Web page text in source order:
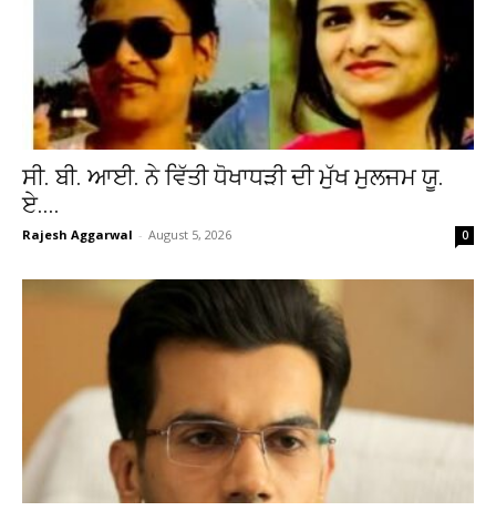
ਸੀ. ਬੀ. ਆਈ. ਨੇ ਵਿੱਤੀ ਧੋਖਾਧੜੀ ਦੀ ਮੁੱਖ ਮੁਲਜਮ ਯੂ.
ਏ....
Rajesh Aggarwal - August 5, 2026 0